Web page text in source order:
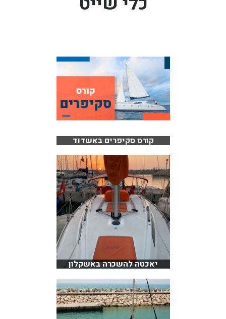
קורס סקיפרים באשדוד
יאכטה להשכרה באשקלון